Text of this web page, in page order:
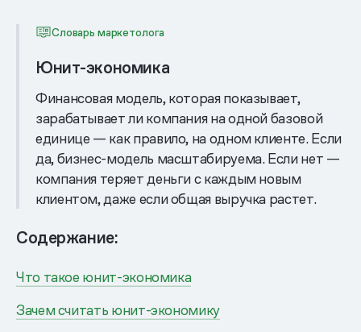
Словарь маркетолога
Юнит-экономика
Финансовая модель, которая показывает,
зарабатывает ли компания на одной базовой
единице — как правило, на одном клиенте. Если
да, бизнес-модель масштабируема. Если нет —
компания теряет деньги с каждым новым
клиентом, даже если общая выручка растет.
Содержание:
Что такое юнит-экономика
Зачем считать юнит-экономику